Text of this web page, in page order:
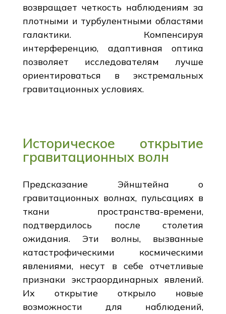
возвращает четкость наблюдениям за
плотными и турбулентными областями
галактики. Компенсируя
интерференцию, адаптивная оптика
позволяет исследователям лучше
ориентироваться в экстремальных
гравитационных условиях.
Историческое открытие
гравитационных волн
Предсказание Эйнштейна о
гравитационных волнах, пульсациях в
ткани пространства-времени,
подтвердилось после столетия
ожидания. Эти волны, вызванные
катастрофическими космическими
явлениями, несут в себе отчетливые
признаки экстраординарных явлений.
Их открытие открыло новые
возможности для наблюдений,